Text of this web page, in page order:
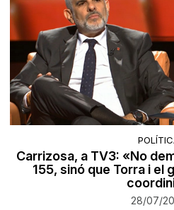
Carrizosa, a TV3: «No
155, sinó que Torra i el
28/07/